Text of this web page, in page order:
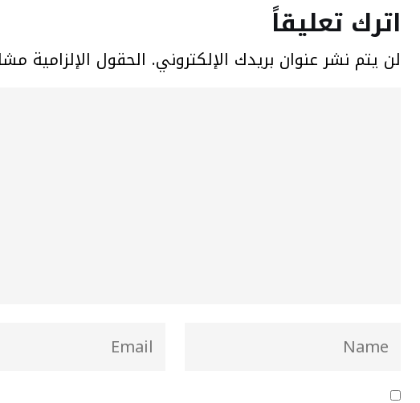
اترك تعليقاً
لن يتم نشر عنوان بريدك الإلكتروني. الحقول الإلزامية